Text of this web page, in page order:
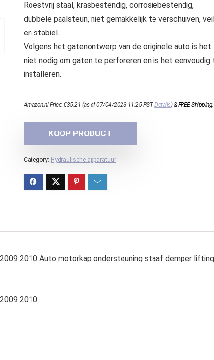
Roestvrij staal, krasbestendig, corrosiebestendig,
dubbele paalsteun, niet gemakkelijk te verschuiven,
en stabiel.
Volgens het gatenontwerp van de originele auto is het
niet nodig om gaten te perforeren en is het eenvoudig
installeren.
Amazon.nl Price:€35.21 (as of 07/04/2023 11:25 PST-Details)&FREE Shipping.
KOOP PRODUCT
Category: Hydraulische apparatuur
2010 Auto motorkap ondersteuning staaf demper lifting
2010